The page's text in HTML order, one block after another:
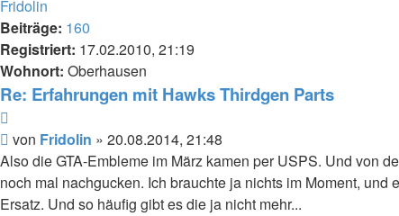
oben
Fridolin
Beiträge: 160
Registriert: 17.02.2010, 21:19
Wohnort: Oberhausen
Re: Erfahrungen mit Hawks Thirdgen Parts
Beitrag
von Fridolin » 20.08.2014, 21:48
Also die GTA-Embleme im März kamen per USPS. Und von
noch mal nachgucken. Ich brauchte ja nichts im Moment,
Ersatz. Und so häufig gibt es die ja nicht mehr...